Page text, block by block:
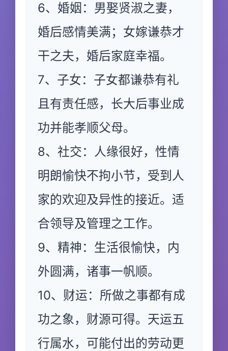
6、婚姻：男娶贤淑之妻，
婚后感情美满；女嫁谦恭才
干之夫，婚后家庭幸福。
7、子女：子女都谦恭有礼
且有责任感，长大后事业成
功并能孝顺父母。
8、社交：人缘很好，性情
明朗愉快不拘小节，受到人
家的欢迎及异性的接近。适
合领导及管理之工作。
9、精神：生活很愉快，内
外圆满，诸事一帆顺。
10、财运：所做之事都有成
功之象，财源可得。天运五
行属水，可能付出的劳动更